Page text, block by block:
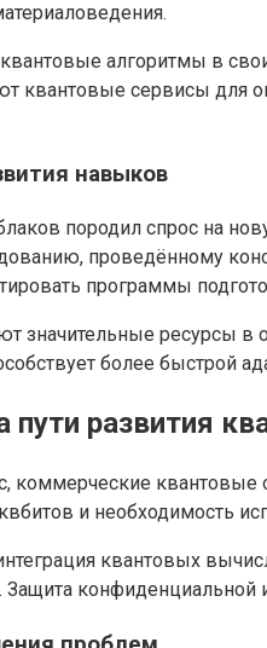
алгоритмы в
квантовые сервисы для
навыков
породил спрос на
проведённому
программы
значительные ресурсы
более быстрой
развития
коммерческие
и необходимость
квантовых